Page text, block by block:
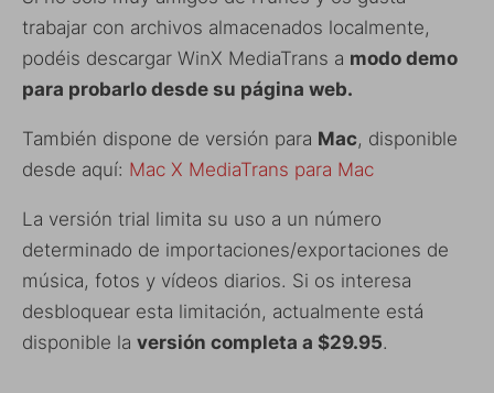
trabajar con archivos almacenados localmente,
podéis descargar WinX MediaTrans a modo demo
para probarlo desde su página web.
También dispone de versión para Mac, disponible
desde aquí: Mac X MediaTrans para Mac
La versión trial limita su uso a un número
determinado de importaciones/exportaciones de
música, fotos y vídeos diarios. Si os interesa
desbloquear esta limitación, actualmente está
disponible la versión completa a $29.95.